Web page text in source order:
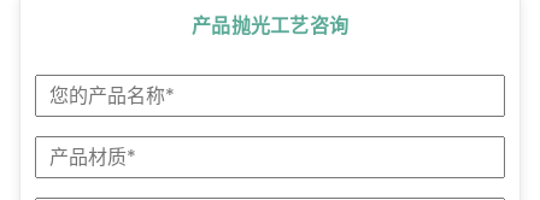
产品抛光工艺咨询